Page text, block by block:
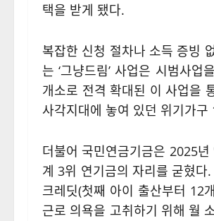
택을 받게 됐다.
복잡한 신청 절차나 소득 증빙
는 ‘그냥드림’ 사업은 시범사
개소로 전격 확대된 이 사업을
사각지대에 놓여 있던 위기가
더불어 국민연금기금은 2025
계 3위 연기금의 자리를 굳혔다
크레딧(첫째 아이 출산부터 12
근로 의욕을 고취하기 위해 월